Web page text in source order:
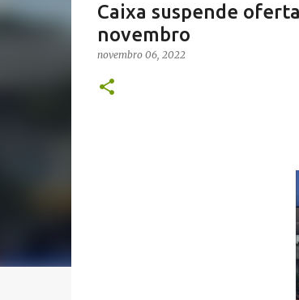
Caixa suspende
novembro
novembro 06, 2022